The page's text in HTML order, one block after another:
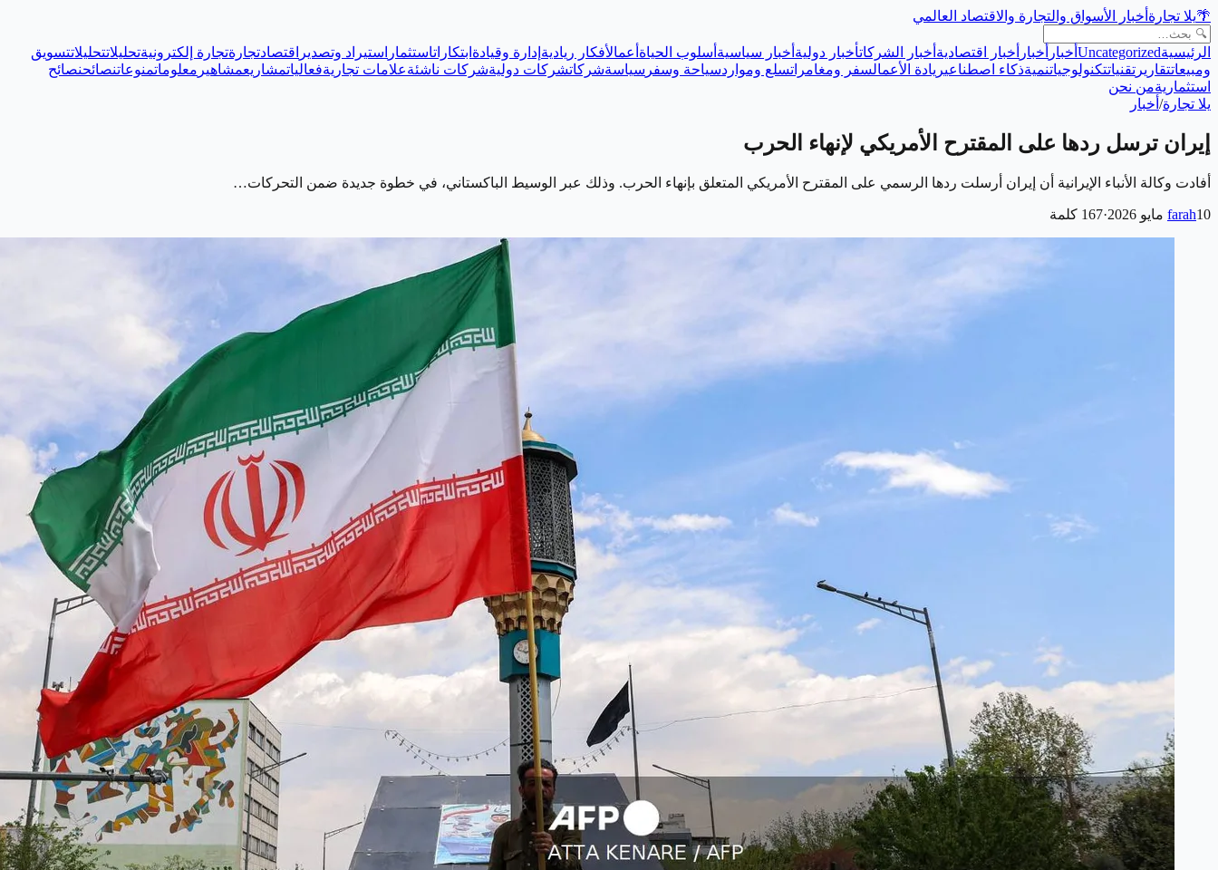
🌴يلا تجارة أخبار الأسواق والتجارة والاقتصاد العالمي
الرئيسيةUncategorized أخبار أخبار أخبار اقتصادية أخبار الشركاتأخبار دولية أخبار سياسية أسلوب الحياة أعمالأفكار ريادية إدارة وقيادة ابتكاراتاستثمار استيراد وتصدير اقتصادتجارةتجارة إلكترونيةتحليلاتتحليلاتتسويق
ومبيعاتتقارير تقنياتتكنولوجياتنميةذكاء اصطناعيريادة الأعمالسفر ومغامراتسلع ومواردسياحة وسفر سياسةشركاتشركات دوليةشركات ناشئةعلامات تجاريةفعالياتمشاريعمشاهير معلوماتمنوعاتنصائحنصائح
استثماريةمن نحن
يلا تجارة/ أخبار
إيران ترسل ردها على المقترح الأمريكي لإنهاء الحرب
أفادت وكالة الأنباء الإيرانية أن إيران أرسلت ردها الرسمي على المقترح الأمريكي المتعلق بإنهاء الحرب. وذلك عبر الوسيط الباكستاني، في خطوة جديدة ضمن التحركات…
farah10 مايو 2026 ·
167 كلمة